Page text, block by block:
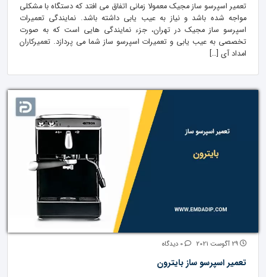
تعمیر اسپرسو ساز مجیک معمولا زمانی اتفاق می افتد که دستگاه با مشکلی
مواجه شده باشد و نیاز به عیب یابی داشته باشد. نمایندگی تعمیرات
اسپرسو ساز مجیک در تهران، جزء نمایندگی هایی است که به صورت
تخصصی به عیب یابی و تعمیرات اسپرسو ساز شما می پردازد. تعمیرکاران
امداد آی […]
تعمیر اسپرسو ساز بایترون